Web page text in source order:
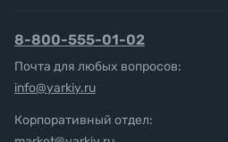
8-800-555-01-02
Почта для любых вопросов:
info@yarkiy.ru
Корпоративный отдел: